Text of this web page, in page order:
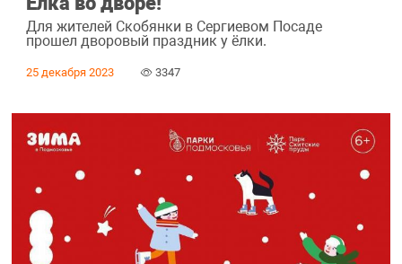
Для жителей Скобянки в Сергиевом Посаде
прошел дворовый праздник у ёлки.
25 декабря 2023 3347